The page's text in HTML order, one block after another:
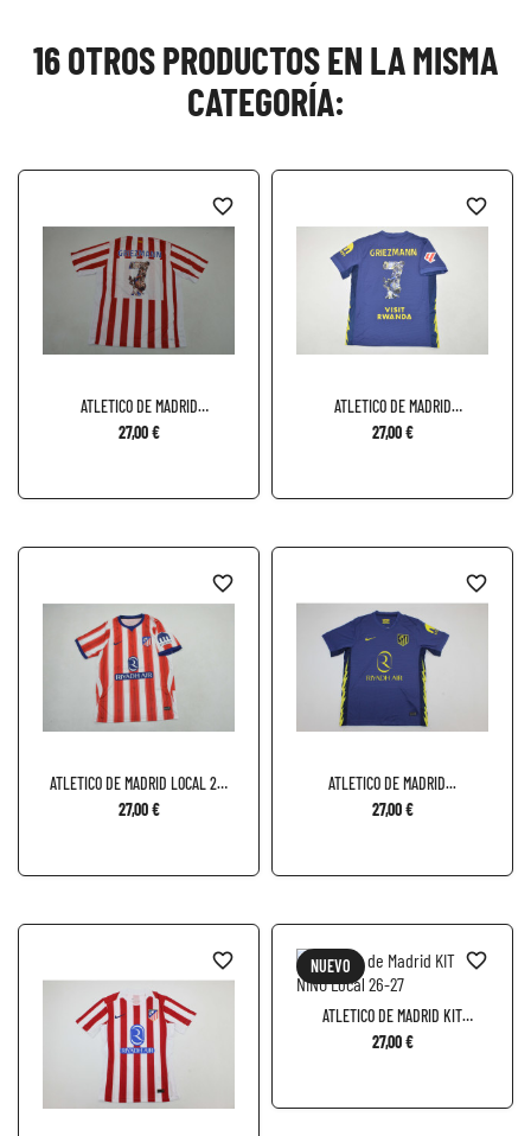
16 OTROS PRODUCTOS EN LA MISMA
CATEGORÍA:
ATLETICO DE MADRID
ESPECIAL...
27,00 €
favorite_border
ATLETICO DE MADRID
ESPECIAL...
27,00 €
favorite_border
ATLETICO DE MADRID LOCAL 26-
27
27,00 €
favorite_border
ATLETICO DE MADRID...
27,00 €
favorite_border
favorite_border
ATLETICO DE MADRID KIT
NIÑO...
27,00 €
NUEVO favorite_border